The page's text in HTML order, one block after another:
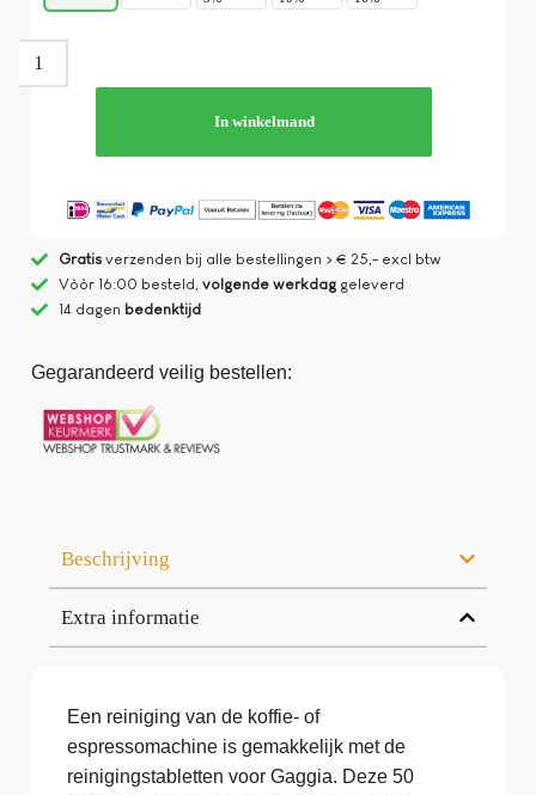
In winkelmand
Gratisverzenden bij alle bestellingen > € 25,- excl btw
Vòòr 16:00 besteld, volgende werkdaggeleverd
14 dagen bedenktijd
Gegarandeerd veilig bestellen:
Beschrijving
Extra informatie
Een reiniging van de koffie- of
espressomachine is gemakkelijk met de
reinigingstabletten voor Gaggia. Deze 50